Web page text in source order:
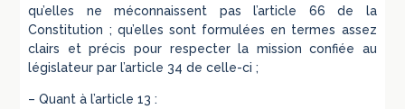
qu’elles ne méconnaissent pas l’article 66 de la
Constitution ; qu’elles sont formulées en termes assez
clairs et précis pour respecter la mission confiée au
législateur par l’article 34 de celle-ci ;
– Quant à l’article 13 :